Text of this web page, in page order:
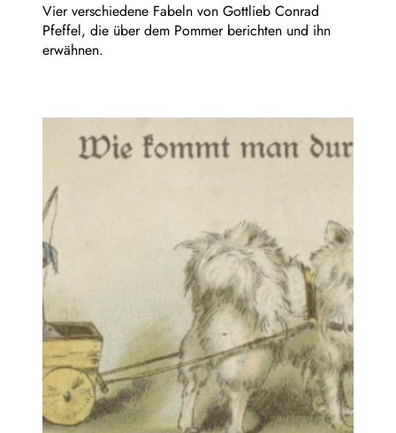
Vier verschiedene Fabeln von Gottlieb Conrad
Pfeffel, die über dem Pommer berichten und ihn
erwähnen.